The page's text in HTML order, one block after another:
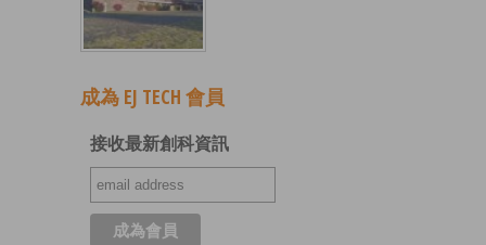
成為 EJ TECH 會員
接收最新創科資訊